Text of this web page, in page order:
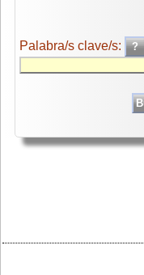
Palabra/s clave/s: